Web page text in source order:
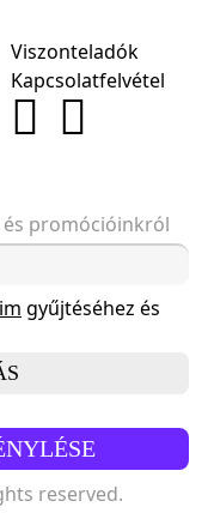
Viszonteladók
Kapcsolatfelvétel
promócióinkról
gyűjtéséhez és
reserved.